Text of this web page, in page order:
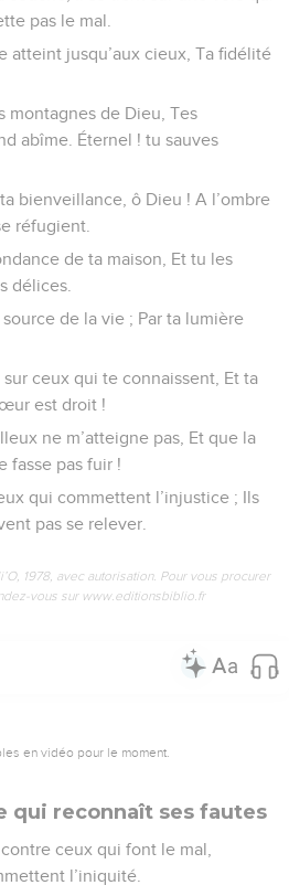
pas le mal.
atteint jusqu’aux cieux, Ta fidélité
montagnes de Dieu, Tes
abîme. Éternel ! tu sauves
bienveillance, ô Dieu ! A l’ombre
réfugient.
de ta maison, Et tu les
délices.
de la vie ; Par ta lumière
ceux qui te connaissent, Et ta
est droit !
ne m’atteigne pas, Et que la
fasse pas fuir !
qui commettent l’injustice ; Ils
pas se relever.
1978, avec autorisation. Pour vous procurer
vous sur www.editionsbiblio.fr
en vidéo pour le moment.
qui reconnaît ses fautes
ceux qui font le mal,
l’iniquité.